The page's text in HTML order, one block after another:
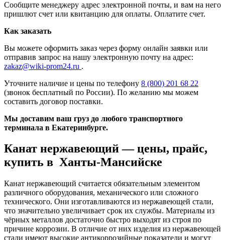
Сообщите менеджеру адрес электронной почты, и вам на него
пришлют счет или квитанцию для оплаты. Оплатите счет.
Как заказать
Вы можете оформить заказ через форму онлайн заявки или
отправив запрос на нашу электронную почту на адрес:
zakaz@wiki-prom24.ru .
Уточните наличие и цены по телефону 8 (800) 201 68 22
(звонок бесплатный по России). По желанию мы можем
составить договор поставки.
Мы доставим ваш груз до любого транспортного
терминала в Екатеринбурге.
Канат нержавеющий — цены, прайс,
купить в Ханты-Мансийске
Канат нержавеющий считается обязательным элементом
различного оборудования, механического или сложного
технического. Они изготавливаются из нержавеющей стали,
что значительно увеличивает срок их службы. Материалы из
чёрных металлов достаточно быстро выходят из строя по
причине коррозии. В отличие от них изделия из нержавеющей
стали имеют высокие антикоррозийные показатели и могут